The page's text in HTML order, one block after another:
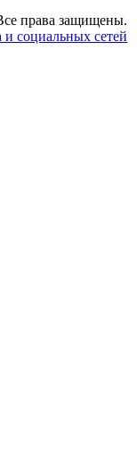
права защищены.
социальных сетей